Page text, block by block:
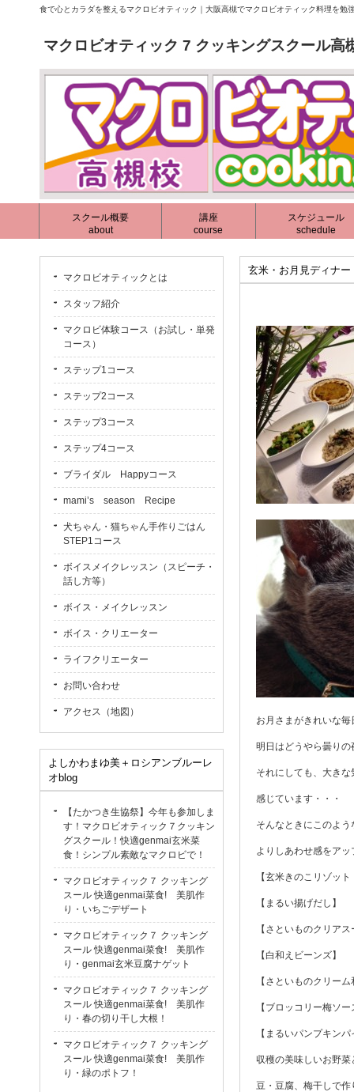
食で心とカラダを整えるマクロビオティック｜大阪高槻でマクロビオティック料理を
マクロビオティック 7 クッキングスクール高
スクール概要
about
講座
course
スケジュール
schedule
玄米・お月見ディナ
お月さまがきれいな毎
明日はどうやら曇り
それにしても、大き
感じています・・・
そんなときにこのよ
よりしあわせ感をア
【玄米きのこリゾッ
【まるい揚げだし】
【さといものクリア
【白和えビーンズ】
【さといものクリー
【ブロッコリー梅ソー
【まるいパンプキン
収穫の美味しいお野
豆・豆腐、梅干しで
マクロビオティックとは
スタッフ紹介
マクロビ体験コース（お試し・単発
コース）
ステップ1コース
ステップ2コース
ステップ3コース
ステップ4コース
ブライダル Happyコース
mami’s season Recipe
犬ちゃん・猫ちゃん手作りごはん
STEP1コース
ボイスメイクレッスン（スピーチ・
話し方等）
ボイス・メイクレッスン
ボイス・クリエーター
ライフクリエーター
お問い合わせ
アクセス（地図）
よしかわまゆ美＋ロシアンブルーレ
オblog
【たかつき生協祭】今年も参加しま
す！マクロビオティック７クッキン
グスクール！快適genmai玄米菜
食！シンプル素敵なマクロビで！
マクロビオティック７ クッキング
スール 快適genmai菜食! 美肌作
り・いちごデザート
マクロビオティック７ クッキング
スール 快適genmai菜食! 美肌作
り・genmai玄米豆腐ナゲット
マクロビオティック７ クッキング
スール 快適genmai菜食! 美肌作
り・春の切り干し大根！
マクロビオティック７ クッキング
スール 快適genmai菜食! 美肌作
り・緑のポトフ！